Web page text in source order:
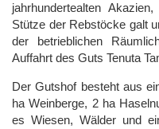
jahrhundertealten
Stütze der Rebstöcke galt
der betrieblichen
Auffahrt des Guts Tenuta
Der Gutshof besteht aus
ha Weinberge, 2 ha
es Wiesen, Wälder und